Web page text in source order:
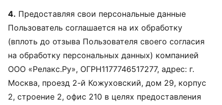
4. Предоставляя свои персональные данные
Пользователь соглашается на их обработку
(вплоть до отзыва Пользователя своего согласия
на обработку персональных данных) компанией
ООО «Релакс.Ру», ОГРН1177746517277, адрес: г.
Москва, проезд 2-й Кожуховский, дом 29, корпус
2, строение 2, офис 210 в целях предоставления